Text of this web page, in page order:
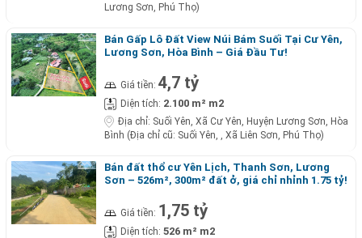
Lương Sơn, Phú Thọ)
Bán Gấp Lô Đất View Núi Bám Suối Tại Cư Yên,
Lương Sơn, Hòa Bình – Giá Đầu Tư!
Giá tiền: 4,7 tỷ
Diện tích: 2.100 m² m2
Địa chỉ: Suối Yên, Xã Cư Yên, Huyện Lương Sơn, Hòa
Bình (Địa chỉ cũ: Suối Yên, , Xã Liên Sơn, Phú Thọ)
Bán đất thổ cư Yên Lịch, Thanh Sơn, Lương
Sơn – 526m², 300m² đất ở, giá chỉ nhỉnh 1.75 tỷ!
Giá tiền: 1,75 tỷ
Diện tích: 526 m² m2